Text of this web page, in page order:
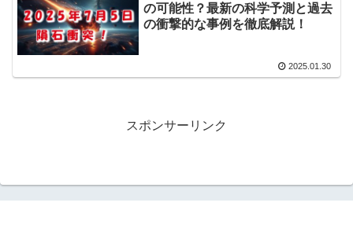
の可能性？最新の科学予測と過去
の衝撃的な事例を徹底解説！
2025.01.30
スポンサーリンク